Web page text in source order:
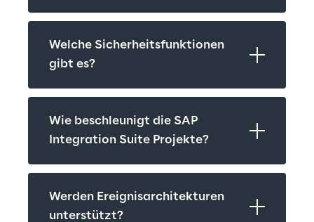
Welche Sicherheitsfunktionen
gibt es?
Wie beschleunigt die SAP
Integration Suite Projekte?
Werden Ereignisarchitekturen
unterstützt?